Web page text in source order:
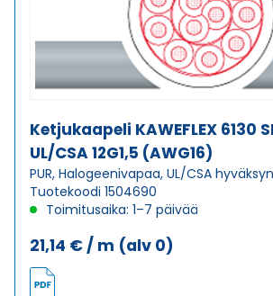
Ketjukaapeli KAWEFLEX 6130
UL/CSA 12G1,5 (AWG16)
PUR, Halogeenivapaa, UL/CSA
Tuotekoodi 1504690
Toimitusaika: 1–7 päivää
21,14 € / m (alv 0)